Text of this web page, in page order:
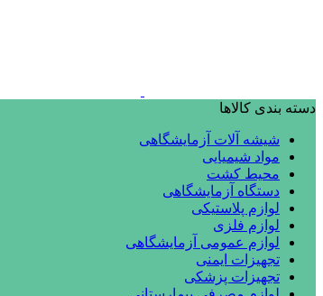
دسته بندی کالاها
شیشه آلات آزمایشگاهی
مواد شیمیایی
محیط کشت
دستگاه آزمایشگاهی
لوازم پلاستیکی
لوازم فلزی
لوازم عمومی آزمایشگاهی
تجهیزات ایمنی
تجهیزات پزشکی